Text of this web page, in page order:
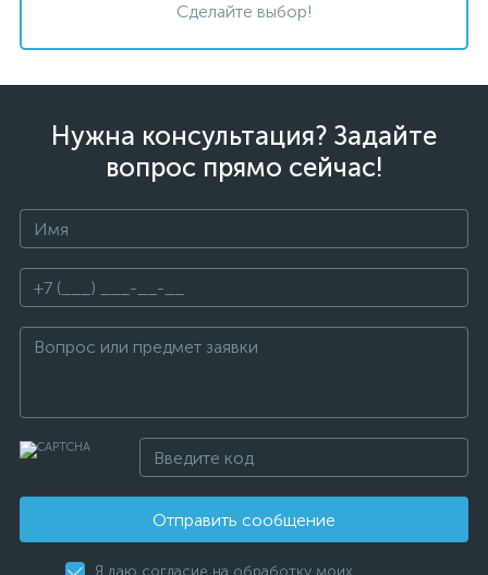
Сделайте выбор!
Нужна консультация? Задайте
вопрос прямо сейчас!
Отправить сообщение
Я даю согласие на обработку моих